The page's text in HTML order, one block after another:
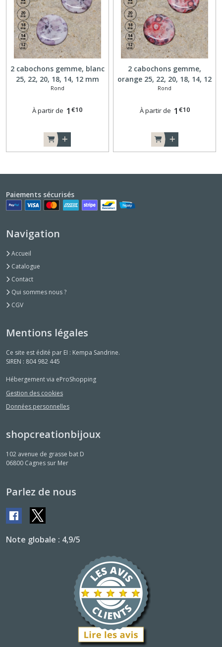
2 cabochons gemme, blanc
25, 22, 20, 18, 14, 12 mm
A126
Rond
À partir de 1 €10
2 cabochons gemme,
orange 25, 22, 20, 18, 14, 12
mm A127
Rond
À partir de 1 €10
Paiements sécurisés
Navigation
Accueil
Catalogue
Contact
Qui sommes nous ?
CGV
Mentions légales
Ce site est édité par EI : Kempa Sandrine.
SIREN : 804 982 445
Hébergement via eProShopping
Gestion des cookies
Données personnelles
shopcreationbijoux
102 avenue de grasse bat D
06800 Cagnes sur Mer
Parlez de nous
Note globale : 4,9/5